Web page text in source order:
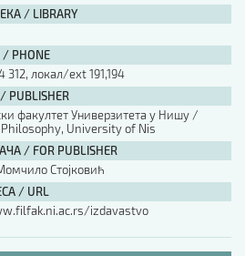
/ LIBRARY
PHONE
312, локал/ext 191,194
факултет Универзитета у Нишу /
University of Nis
/ FOR PUBLISHER
Стојковић
/ URL
izdavastvo